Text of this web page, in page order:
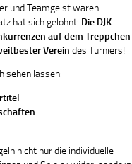
und Teamgeist waren
hat sich gelohnt: Die DJK
auf dem Treppchen
Verein des Turniers!
sehen lassen:
nicht nur die individuelle